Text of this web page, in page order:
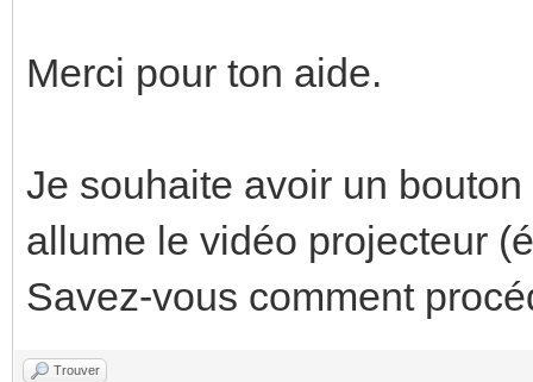
Merci pour ton aide.
Je souhaite avoir un
allume le vidéo projecteur
Savez-vous comment
Trouver